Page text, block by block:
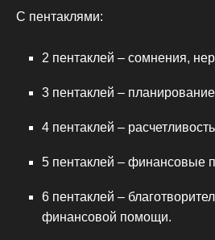
С пентаклями:
2 пентаклей – сомнения,
3 пентаклей –
4 пентаклей –
5 пентаклей – финансовые
6 пентаклей –
финансовой помощи.